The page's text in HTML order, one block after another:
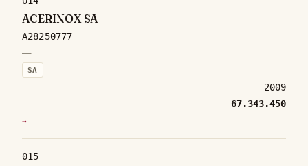
ACERINOX SA
A28250777
—
SA
2009
67.343.450
→
015